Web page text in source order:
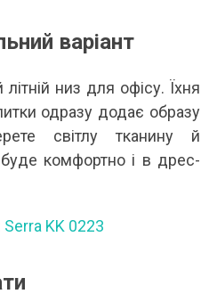
варіант
низ для офісу. Їхня
одразу додає образу
світлу тканину й
буде комфортно і в дрес-
Serra KK 0223